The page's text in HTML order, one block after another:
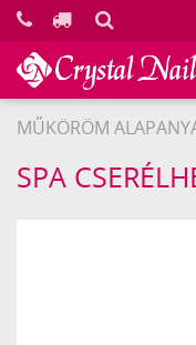
MŰKÖRÖM
Crystal
Nails
SPA